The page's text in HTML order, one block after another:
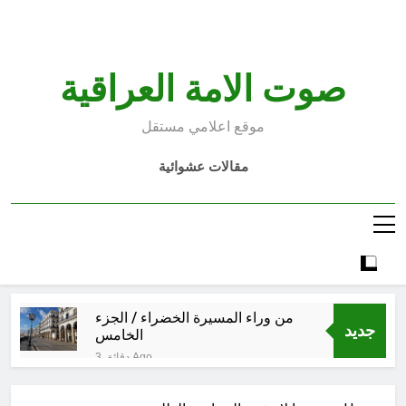
صوت الامة العراقية
موقع اعلامي مستقل
مقالات عشوائية
جديد
من وراء المسيرة الخضراء / الجزء
الخامس
3 دقائق Ago